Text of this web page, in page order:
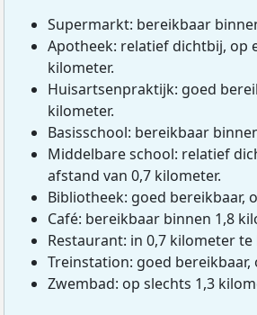
Supermarkt: bereikbaar
Apotheek: relatief dichtbij, op
kilometer.
Huisartsenpraktijk: goed
kilometer.
Basisschool: bereikbaar
Middelbare school: relatief
afstand van 0,7 kilometer.
Bibliotheek: goed bereikbaar,
Café: bereikbaar binnen 1,8
Restaurant: in 0,7 kilometer te
Treinstation: goed bereikbaar,
Zwembad: op slechts 1,3